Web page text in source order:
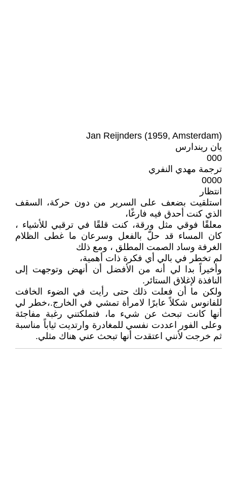
Jan Reijnders (1959, Amsterdam)
يان ريندارس
000
ترجمة مهدي النفري
0000
انتظار
استلقيت بضعف على السرير من دون حركة، السقف
الذي كنت أحدق فيه فارغًا،
معلقًا فوقي مثل ورقة، كنت قلقًا في ترقبي للأشياء ،
كان المساء قد حلّ بالفعل وسرعان ما غطى الظلام
الغرفة وساد الصمت المطلق ، ومع ذلك
لم تخطر في بالي أي فكرة ذات أهمية،
وأخيراً بدا لي أنه من الأفضل أن أنهض وتوجهت إلى
النافذة لإغلاق الستائر.
ولكن ما أن فعلت ذلك حتى رأيت في الضوء الخافت
للفانوس شكلاً عابرًا لامرأة تمشي في الخارج.،خطر لي
أنها كانت تبحث عن شيء ما، فتملكتني رغبة مفاجئة
وعلى الفور اعددت نفسي للمغادرة وارتديت ثياباً مناسبة
ثم خرجت لأنني اعتقدت أنها تبحث عني هناك مثلي.